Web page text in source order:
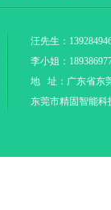
汪先生：
李小姐：
地 址：广东省东
东莞市精固智能